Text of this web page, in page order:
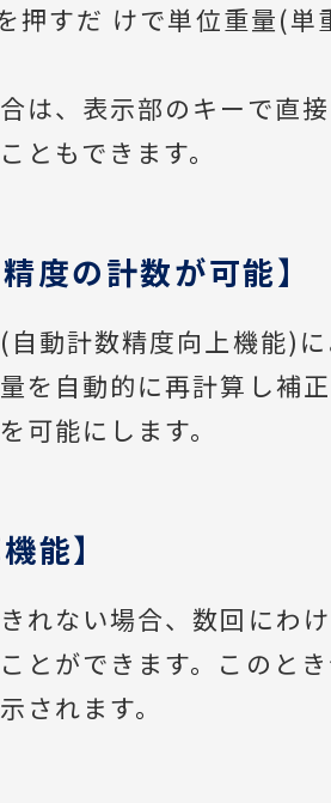
押すだ けで単位重量(単
は、表示部のキーで直
ともできます。
度の計数が可能】
自動計数精度向上機能)
を自動的に再計算し補
可能にします。
能】
れない場合、数回にわ
とができます。このと
されます。